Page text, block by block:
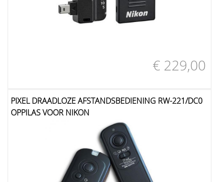
€ 229,00
PIXEL DRAADLOZE AFSTANDSBEDIENING RW-221/DC0
OPPILAS VOOR NIKON